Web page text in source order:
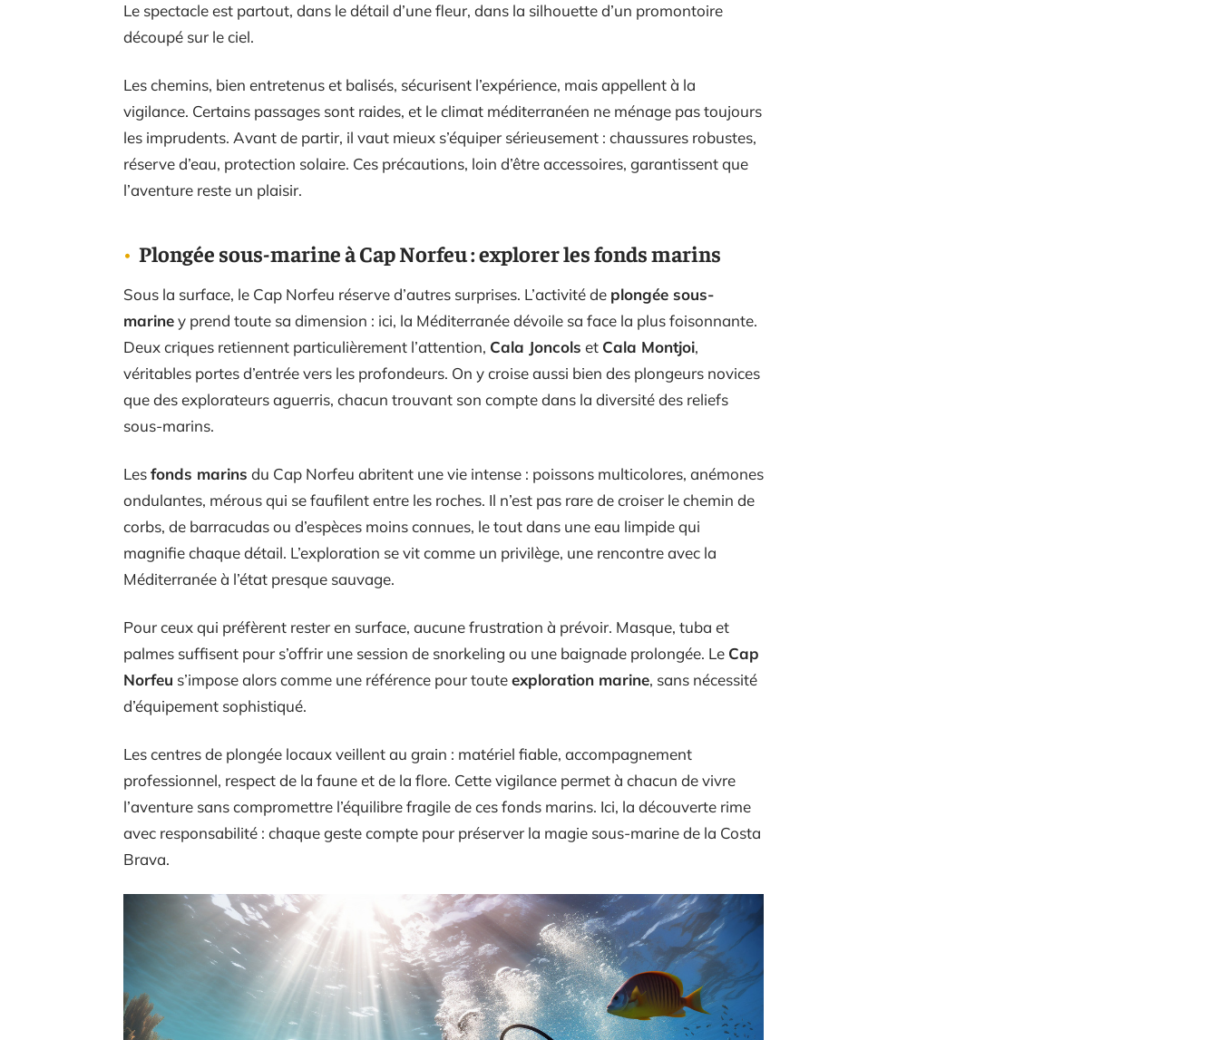
Le spectacle est partout, dans le détail d’une fleur, dans la silhouette d’un promontoire
découpé sur le ciel.
Les chemins, bien entretenus et balisés, sécurisent l’expérience, mais appellent à la
vigilance. Certains passages sont raides, et le climat méditerranéen ne ménage pas toujours
les imprudents. Avant de partir, il vaut mieux s’équiper sérieusement : chaussures robustes,
réserve d’eau, protection solaire. Ces précautions, loin d’être accessoires, garantissent que
l’aventure reste un plaisir.
Plongée sous-marine à Cap Norfeu : explorer les fonds marins
Sous la surface, le Cap Norfeu réserve d’autres surprises. L’activité de plongée sous-
mariney prend toute sa dimension : ici, la Méditerranée dévoile sa face la plus foisonnante.
Deux criques retiennent particulièrement l’attention, Cala Joncols et Cala Montjoi,
véritables portes d’entrée vers les profondeurs. On y croise aussi bien des plongeurs novices
que des explorateurs aguerris, chacun trouvant son compte dans la diversité des reliefs
sous-marins.
Lesfonds marins du Cap Norfeu abritent une vie intense : poissons multicolores, anémones
ondulantes, mérous qui se faufilent entre les roches. Il n’est pas rare de croiser le chemin de
corbs, de barracudas ou d’espèces moins connues, le tout dans une eau limpide qui
magnifie chaque détail. L’exploration se vit comme un privilège, une rencontre avec la
Méditerranée à l’état presque sauvage.
Pour ceux qui préfèrent rester en surface, aucune frustration à prévoir. Masque, tuba et
palmes suffisent pour s’offrir une session de snorkeling ou une baignade prolongée. Le Cap
Norfeu s’impose alors comme une référence pour touteexploration marine, sans nécessité
d’équipement sophistiqué.
Les centres de plongée locaux veillent au grain : matériel fiable, accompagnement
professionnel, respect de la faune et de la flore. Cette vigilance permet à chacun de vivre
l’aventure sans compromettre l’équilibre fragile de ces fonds marins. Ici, la découverte rime
avec responsabilité : chaque geste compte pour préserver la magie sous-marine de la Costa
Brava.